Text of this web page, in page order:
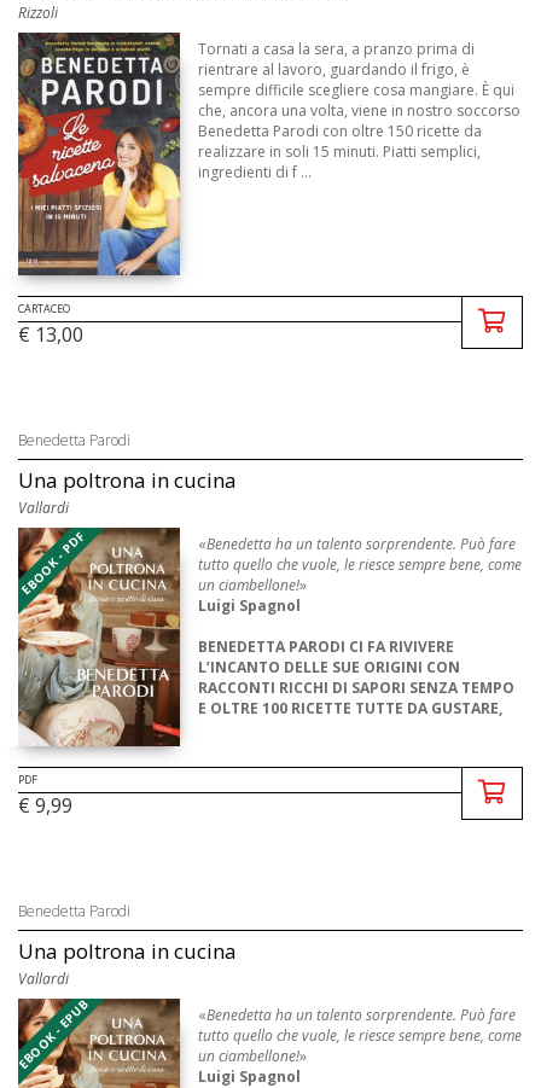
Rizzoli
Tornati a casa la sera, a pranzo prima di
rientrare al lavoro, guardando il frigo, è
sempre difficile scegliere cosa mangiare. È qui
che, ancora una volta, viene in nostro soccorso
Benedetta Parodi con oltre 150 ricette da
realizzare in soli 15 minuti. Piatti semplici,
ingredienti di f ...
CARTACEO
€ 13,00
Benedetta Parodi
Una poltrona in cucina
Vallardi
EBOOK - PDF «Benedetta ha un talento sorprendente. Può fare
tutto quello che vuole, le riesce sempre bene, come
un ciambellone!»
Luigi Spagnol
BENEDETTA PARODI CI FA RIVIVERE
L’INCANTO DELLE SUE ORIGINI CON
RACCONTI RICCHI DI SAPORI SENZA TEMPO
E OLTRE 100 RICETTE TUTTE DA GUSTARE,
PDF
€ 9,99
Benedetta Parodi
Una poltrona in cucina
Vallardi
EBOOK - EPUB «Benedetta ha un talento sorprendente. Può fare
tutto quello che vuole, le riesce sempre bene, come
un ciambellone!»
Luigi Spagnol